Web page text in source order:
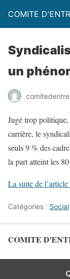
COMITE
un
Jugé trop
carrière, le
seuls 9 % des
la part atteint les
La suite de
Catégories : Social
COMITE